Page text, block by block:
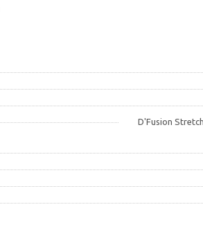
D'Fusion